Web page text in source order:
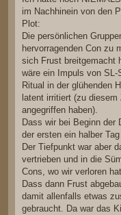
im Nachhinein von den
Plot:
Die persönlichen
hervorragenden Con zu
sich Frust breitgemacht
wäre ein Impuls von
Ritual in der glühenden
latent irritiert (zu
angegriffen haben).
Dass wir bei Beginn der
der ersten ein halber
Der Tiefpunkt war aber
vertrieben und in die
Cons, wo wir verloren
Dass dann Frust
damit allenfalls etwas
gebraucht. Da war das